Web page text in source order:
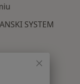
SYSTEM